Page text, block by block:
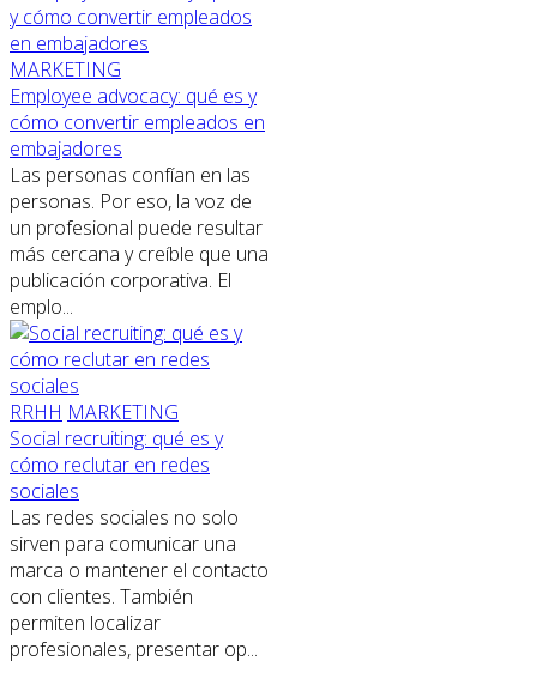
MARKETING
Employee advocacy: qué es y
cómo convertir empleados en
embajadores
Las personas confían en las
personas. Por eso, la voz de
un profesional puede resultar
más cercana y creíble que una
publicación corporativa. El
emplo...
RRHH MARKETING
Social recruiting: qué es y
cómo reclutar en redes
sociales
Las redes sociales no solo
sirven para comunicar una
marca o mantener el contacto
con clientes. También
permiten localizar
profesionales, presentar op...